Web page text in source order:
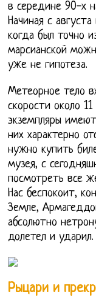
в середине 90-х
Начиная с
когда был точно
марсианской
уже не гипотеза.
Метеорное тело
скорости около
экземпляры
них характерно
нужно купить
музея, с
посмотреть все
Нас беспокоит,
Земле,
абсолютно
долетел и ударил.
Рыцари и